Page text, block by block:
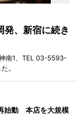
、新宿に続き
南1、TEL 03-5593-
。
始動 本店を大規模